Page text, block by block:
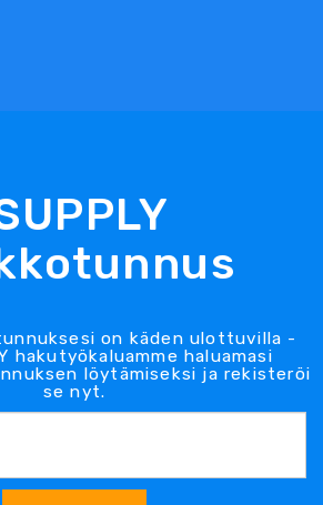
on käden ulottuvilla -
hakutyökaluamme haluamasi
löytämiseksi ja rekisteröi
se nyt.